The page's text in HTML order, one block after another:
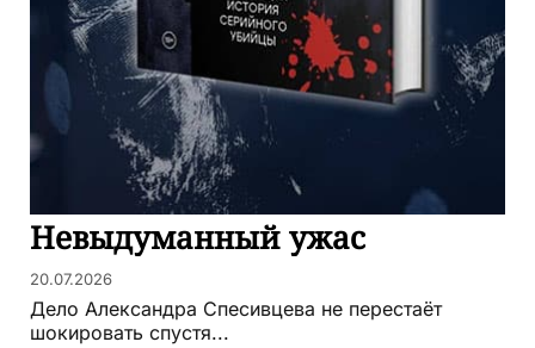
Невыдуманный ужас
20.07.2026
Дело Александра Спесивцева не перестаёт
шокировать спустя...